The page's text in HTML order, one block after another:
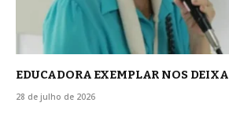
EDUCADORA EXEMPLAR NOS DEIXA
28 de julho de 2026